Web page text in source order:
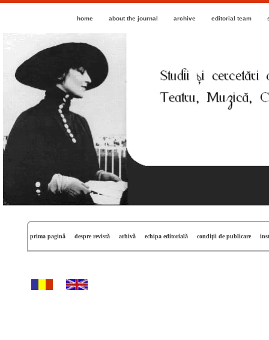
home about the journal archive editorial team
prima pagină despre revistă arhivă echipa editorială condiţii de publicare